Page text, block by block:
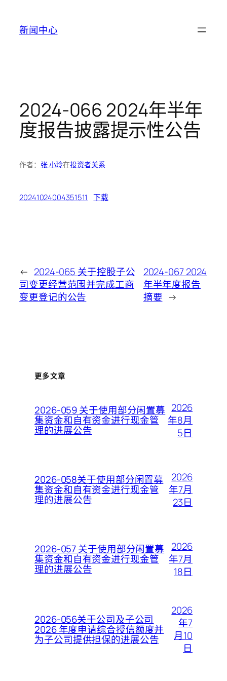
新闻中心
2024-066 2024年半年
度报告披露提示性公告
作者： 张 小玲在投资者关系
20241024004351511 下载
← 2024-065 关于控股子公
司变更经营范围并完成工商
变更登记的公告
2024-067 2024
年半年度报告
摘要 →
更多文章
2026-059 关于使用部分闲置募
集资金和自有资金进行现金管
理的进展公告
2026
年8月
5日
2026-058关于使用部分闲置募
集资金和自有资金进行现金管
理的进展公告
2026
年7月
23日
2026-057 关于使用部分闲置募
集资金和自有资金进行现金管
理的进展公告
2026
年7月
18日
2026-056关于公司及子公司
2026 年度申请综合授信额度并
为子公司提供担保的进展公告
2026
年7
月10
日